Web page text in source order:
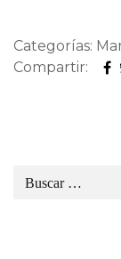
Categorías:
Compartir: